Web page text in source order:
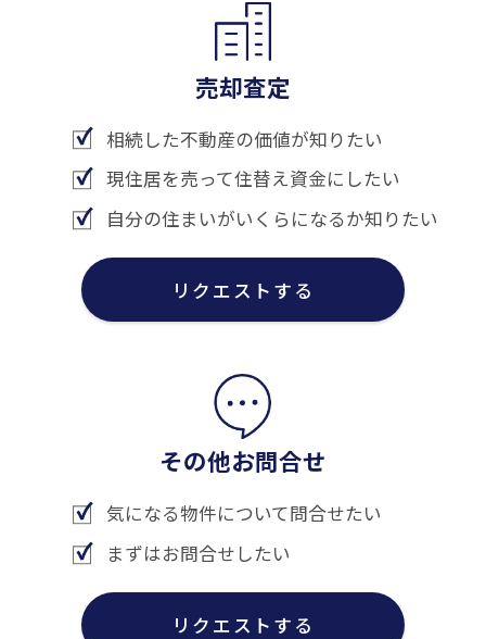
売却査定
相続した不動産の価値が知りたい
現住居を売って住替え資金にしたい
自分の住まいがいくらになるか知りたい
リクエストする
その他お問合せ
気になる物件について問合せたい
まずはお問合せしたい
リクエストする